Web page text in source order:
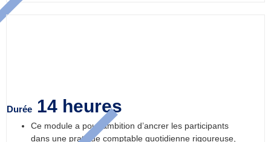
Durée 14 heures
Ce module a pour ambition d’ancrer les participants
dans une pratique comptable quotidienne rigoureuse,